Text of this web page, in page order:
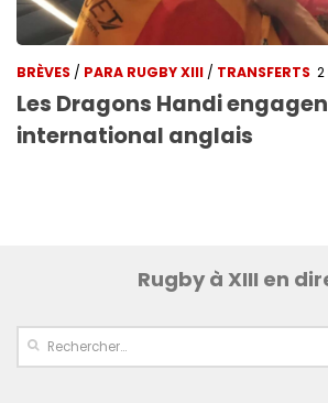
BRÈVES / PARA RUGBY XIII / TRANSFERTS 2
Les Dragons Handi
international anglais
Rugby à XIII en